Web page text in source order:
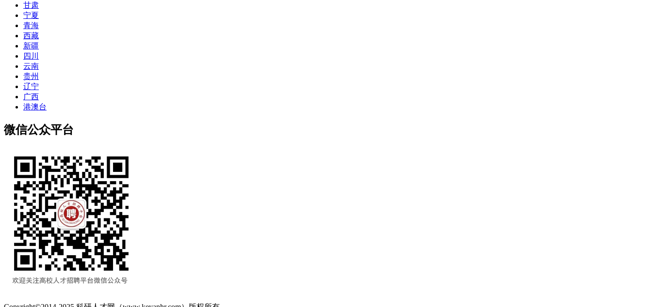
甘肃
宁夏
青海
西藏
新疆
四川
云南
贵州
辽宁
广西
港澳台
微信公众平台